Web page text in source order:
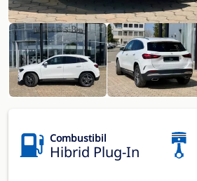
Combustibil
Hibrid Plug-In